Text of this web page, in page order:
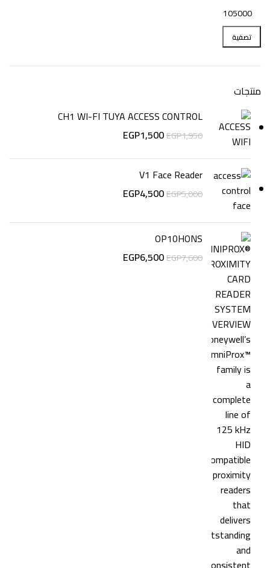
تصفية
منتجات
CH1 WI-FI TUYA ACCESS CONTROL
EGP1,950
EGP1,500
V1 Face Reader
EGP5,000
EGP4,500
OP10HONS
EGP7,600
EGP6,500